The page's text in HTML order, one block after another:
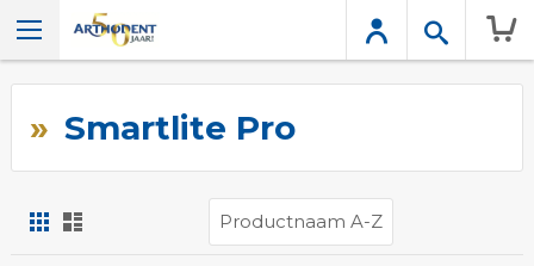
Smartlite Pro
Foto-
tabel